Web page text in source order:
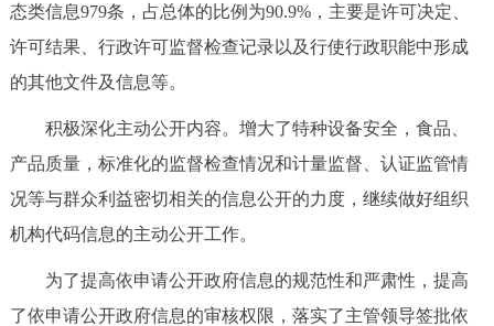
态类信息979条，占总体的比例为90.9%，主要是许可决定、
许可结果、行政许可监督检查记录以及行使行政职能中形成
的其他文件及信息等。
积极深化主动公开内容。增大了特种设备安全，食品、
产品质量，标准化的监督检查情况和计量监督、认证监管情
况等与群众利益密切相关的信息公开的力度，继续做好组织
机构代码信息的主动公开工作。
为了提高依申请公开政府信息的规范性和严肃性，提高
了依申请公开政府信息的审核权限，落实了主管领导签批依